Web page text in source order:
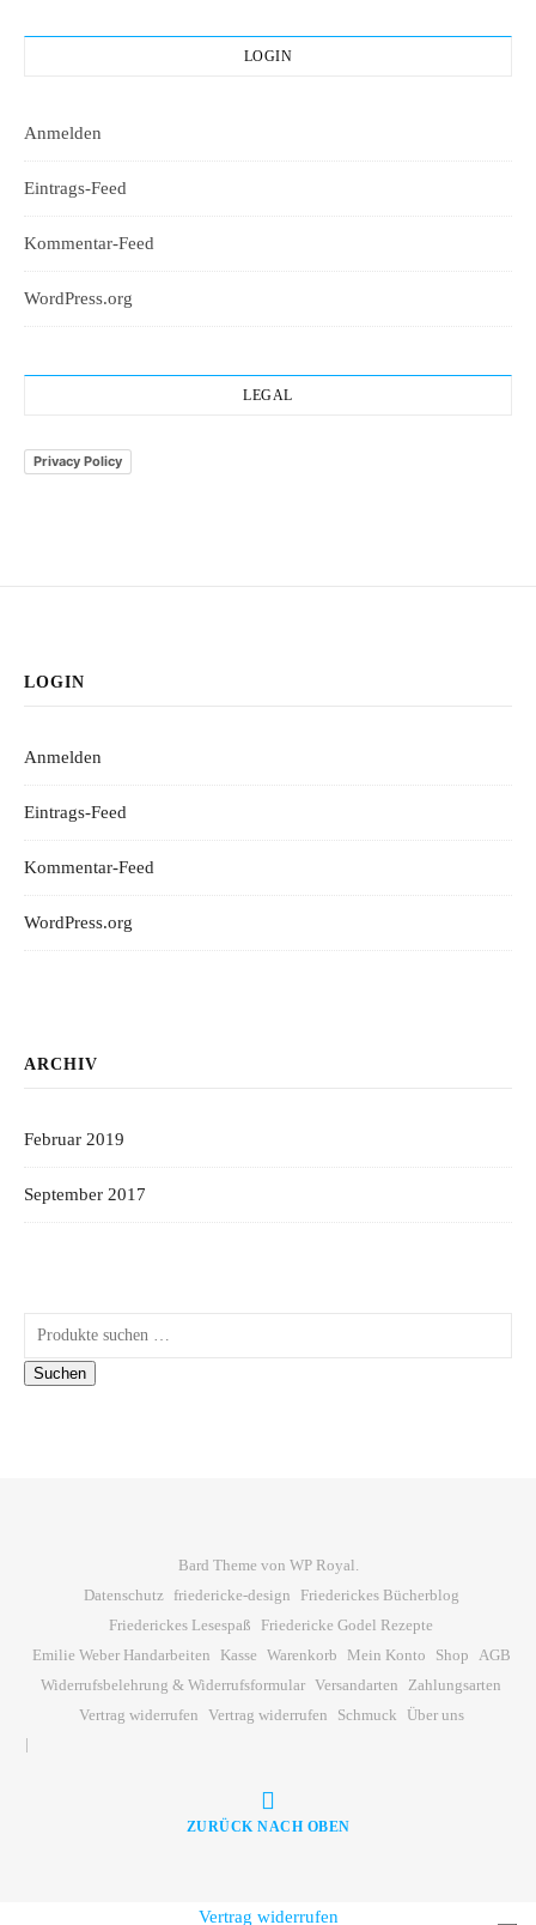
LOGIN
Anmelden
Eintrags-Feed
Kommentar-Feed
WordPress.org
LEGAL
Privacy Policy
LOGIN
Anmelden
Eintrags-Feed
Kommentar-Feed
WordPress.org
ARCHIV
Februar 2019
September 2017
Suchen nach:
Suchen
Bard Theme von WP Royal.
Datenschutz
friedericke-design
Friederickes Bücherblog
Friederickes Lesespaß
Friedericke Godel Rezepte
Emilie Weber Handarbeiten
Kasse Warenkorb Mein Konto Shop AGB
Widerrufsbelehrung & Widerrufsformular Versandarten Zahlungsarten
Vertrag widerrufen Vertrag widerrufen Schmuck Über uns
ZURÜCK NACH OBEN
Vertrag widerrufen